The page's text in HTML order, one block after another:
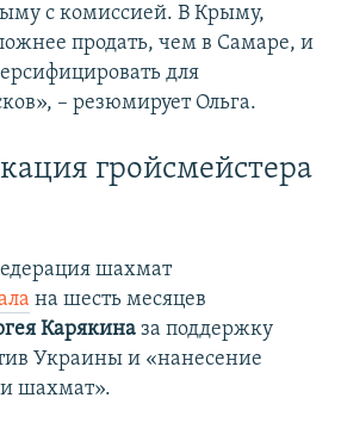
с комиссией. В Крыму,
продать, чем в Самаре, и
для
– резюмирует Ольга.
гройсмейстера
шахмат
на шесть месяцев
Карякина за поддержку
Украины и «нанесение
шахмат».